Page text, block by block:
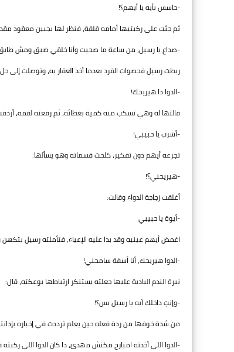
-حاسس بأيه يا أيهم؟!
ثم جثت على ركبتيها أمامه قلقة، فنظر لها بجبين معقود
-صداع يا رسيل، من ساعة ما صحيت وأنا خلقي ضيق ومش
ربطت رسيل فحصوات القرد بعدما أخذ العقار به، وتوصلت
-الدوا دا هيريحك!
قالتها له وهي تسكب منه كمية بغطائه، ثم رفعته لفمه،
-أشرب يا حبيبي!
تجرعه أيهم دون تفكير، كلحت قسماته وهو يسألها:
-هيريحني؟!
أغلقت زجاجة الدواء وقالت:
-أيوة يا حبيبي
اغمض أيهم عينيه وقد بدا عليه الإعياء، فتأملته رسيل
-الدوا هيريحك، أنا أسفة سامحني!
نبرة الندم البادية عليها جعلته يستنكر ارتباطها بوعكته، قال:
-وإنتِ داخلك أيه يا رسيل بس؟!
من شدة خوفها من ردة فعله حين يعلم ترددت في إخباره
-الدوا اللي أخدته امبارح مكنش مهدئ، دا كان الدوا اللي